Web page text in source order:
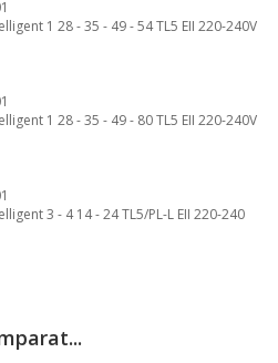
1 28 - 35 - 49 - 54 TL5 EII 220-240V
1 28 - 35 - 49 - 80 TL5 EII 220-240V
3 - 4 14 - 24 TL5/PL-L EII 220-240